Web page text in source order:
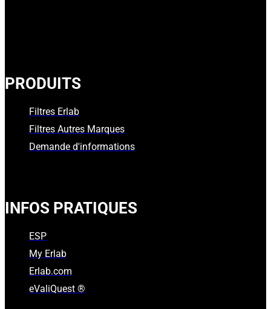
PRODUITS
Filtres Erlab
Filtres Autres Marques
Demande d'informations
INFOS PRATIQUES
ESP
My Erlab
Erlab.com
eValiQuest ®